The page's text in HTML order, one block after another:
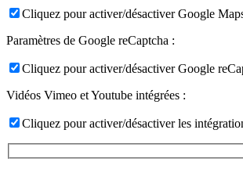
Cliquez pour activer/désactiver Google
Paramètres de Google reCaptcha :
Cliquez pour activer/désactiver Google
Vidéos Vimeo et Youtube intégrées :
Cliquez pour activer/désactiver les